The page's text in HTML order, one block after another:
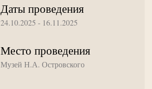
Даты проведения
24.10.2025 - 16.11.2025
Место проведения
Музей Н.А. Островского